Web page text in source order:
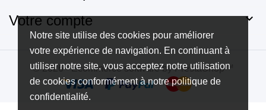
Notre site utilise des cookies pour améliorer
votre expérience de navigation. En continuant à
utiliser notre site, vous acceptez notre utilisation
de cookies conformément à notre politique de
confidentialité.
Votre compte 
© 2026 - Ecommerce software by PrestaShop™